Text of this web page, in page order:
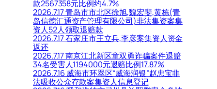
款2567358元比例约4.7%
2026.7.17 青岛市市北区徐旭,魏宏斐,黄栋(青
岛信德汇通资产管理有限公司)非法集资案集
资人52人领取退赔款
2026.7.17 石家庄市王立兵,李彦案集资人资金
返还
2026.7.17 南京江北新区童双勇诈骗案件退赔
34名受害人1194000元退赔比例17.87%
2026.7.16 威海市环翠区“威海润银”赵忠宝非
法吸收公众存款案集资人信息登记